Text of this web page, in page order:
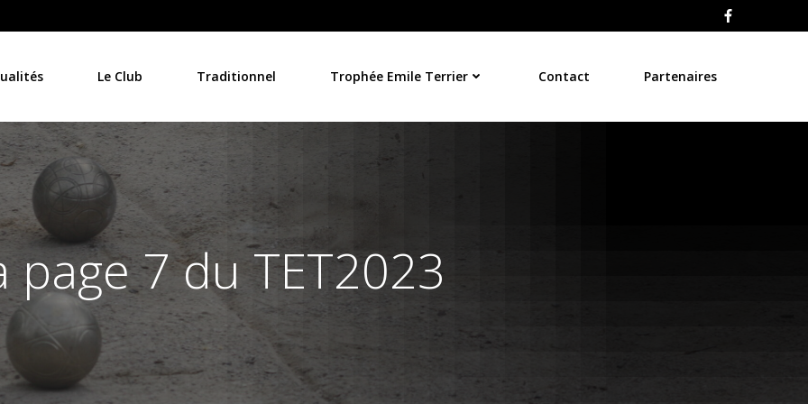
Le Club Traditionnel Trophée Emile Terrier Contact Partenaires
page 7 du TET2023